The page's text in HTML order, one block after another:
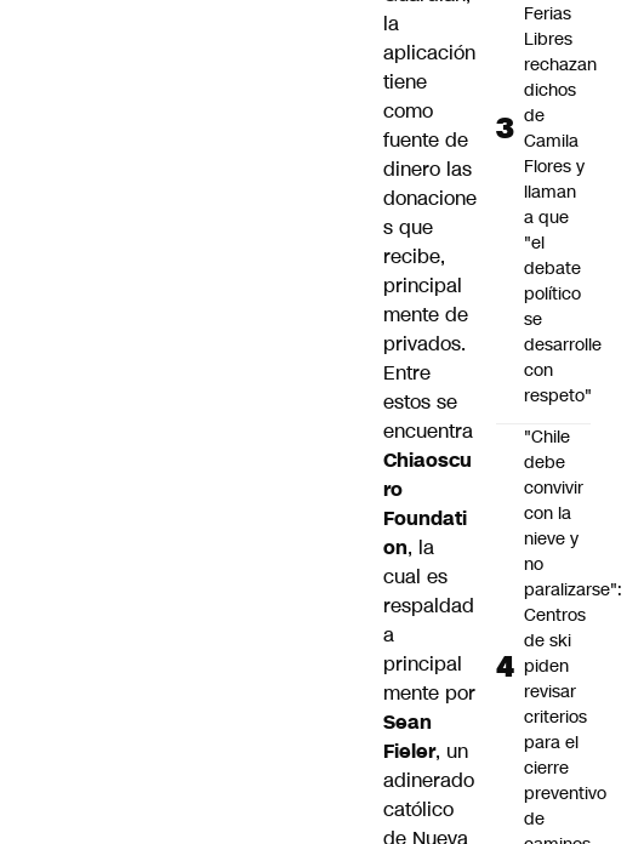
la
aplicación
tiene
como
fuente de
dinero las
donacione
s que
recibe,
principal
mente de
privados.
Entre
estos se
encuentra
Chiaoscu
ro
Foundati
on, la
cual es
respaldad
a
principal
mente por
Sean
Fieler, un
adinerado
católico
de Nueva
Ferias
Libres
rechazan
dichos
de
Camila
Flores y
llaman
a que
"el
debate
político
se
desarrolle
con
respeto"
"Chile
debe
convivir
con la
nieve y
no
paralizarse":
Centros
de ski
piden
revisar
criterios
para el
cierre
preventivo
de